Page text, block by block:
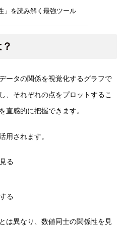
」を読み解く最強ツール
ータの関係を視覚化するグラフで
、それぞれの点をプロットするこ
直感的に把握できます。
用されます。
る
る
は異なり、数値同士の関係性を見